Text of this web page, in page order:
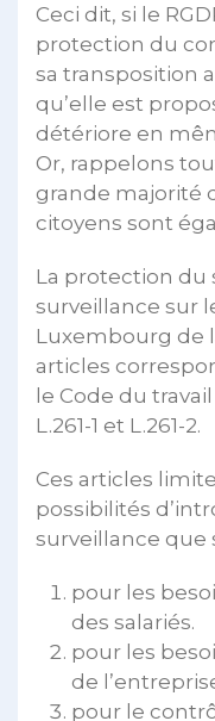
Ceci dit, si le
protection du
sa transposition
qu’elle est
détériore en
Or, rappelons
grande majorité
citoyens sont
La protection du
surveillance sur
Luxembourg de
articles
le Code du
L.261-1 et L.261-2.
Ces articles
possibilités
surveillance que
pour les
des salariés.
pour les
de
pour le